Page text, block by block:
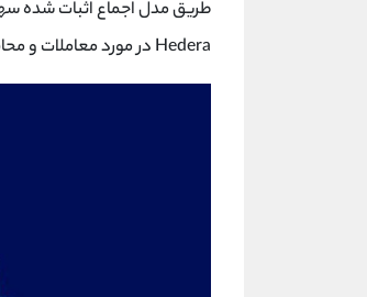
Hedera در مورد معاملات و محافظت از شبکه در برابر حملات سایبری ایفا می کند.